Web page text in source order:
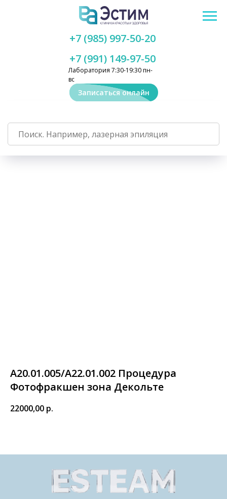
Лаборатория 7:30-19:30 пн-
вс
+7 (991) 149-97-50
+7 (985) 997-50-20
Записаться онлайн
А20.01.005/А22.01.002 Процедура
Фотофракшен зона Декольте
22000,00 р.